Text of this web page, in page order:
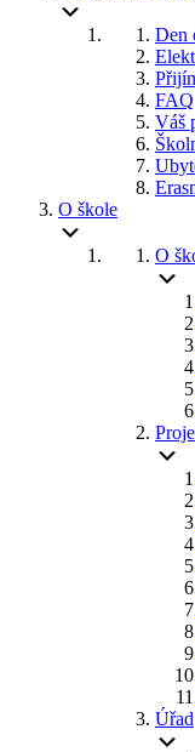
Den
FAQ
Váš
O škole
O
Úřad